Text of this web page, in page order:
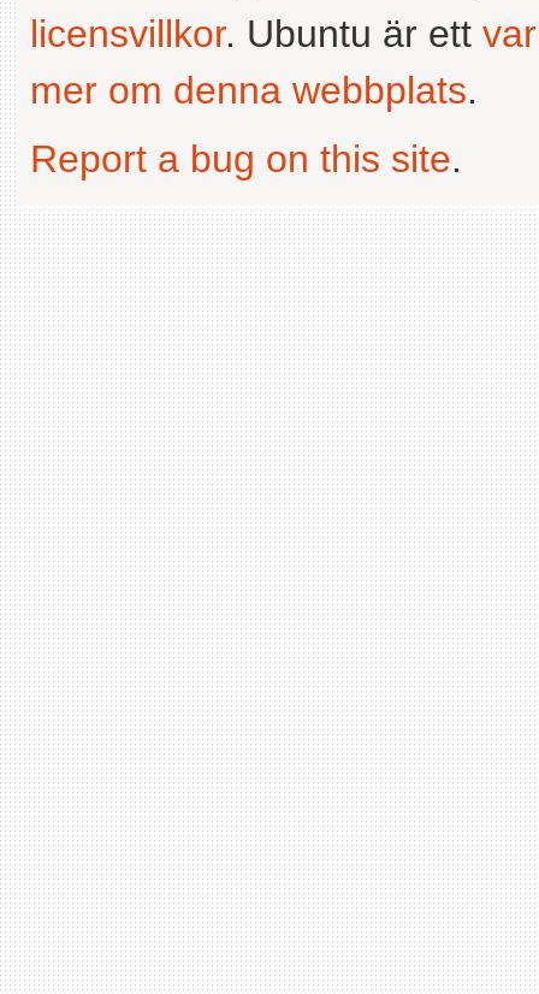
licensvillkor. Ubuntu är ett
mer om denna webbplats.
Report a bug on this site.